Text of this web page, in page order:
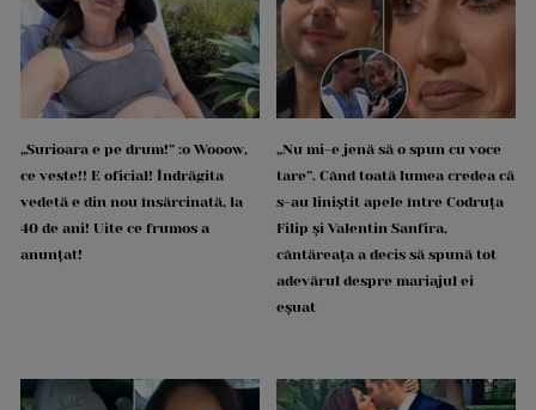
„Surioara e pe drum!” :o Wooow,
ce veste!! E oficial! Îndrăgita
vedetă e din nou însărcinată, la
40 de ani! Uite ce frumos a
anunțat!
„Nu mi-e jenă să o spun cu voce
tare”. Când toată lumea credea că
s-au liniștit apele între Codruța
Filip și Valentin Sanfira,
cântăreața a decis să spună tot
adevărul despre mariajul ei
eșuat